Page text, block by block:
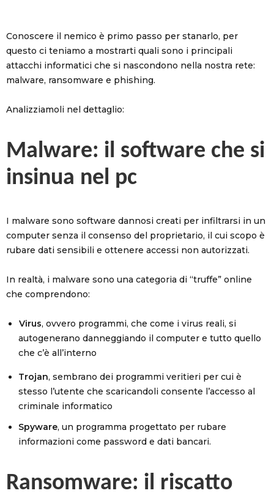
Conoscere il nemico è primo passo per stanarlo, per
questo ci teniamo a mostrarti quali sono i principali
attacchi informatici che si nascondono nella nostra rete:
malware, ransomware e phishing.
Analizziamoli nel dettaglio:
Malware: il software che si
insinua nel pc
I malware sono software dannosi creati per infiltrarsi in un
computer senza il consenso del proprietario, il cui scopo è
rubare dati sensibili e ottenere accessi non autorizzati.
In realtà, i malware sono una categoria di “truffe” online
che comprendono:
Virus, ovvero programmi, che come i virus reali, si
autogenerano danneggiando il computer e tutto quello
che c’è all’interno
Trojan, sembrano dei programmi veritieri per cui è
stesso l’utente che scaricandoli consente l’accesso al
criminale informatico
Spyware, un programma progettato per rubare
informazioni come password e dati bancari.
Ransomware: il riscatto